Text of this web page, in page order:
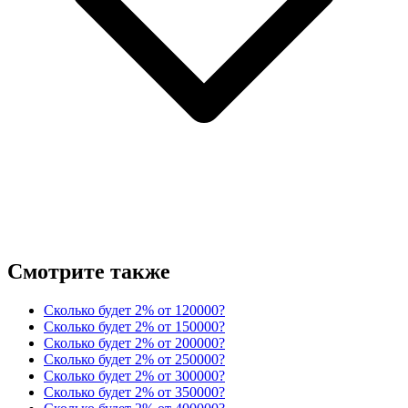
Смотрите также
Сколько будет 2% от 120000?
Сколько будет 2% от 150000?
Сколько будет 2% от 200000?
Сколько будет 2% от 250000?
Сколько будет 2% от 300000?
Сколько будет 2% от 350000?